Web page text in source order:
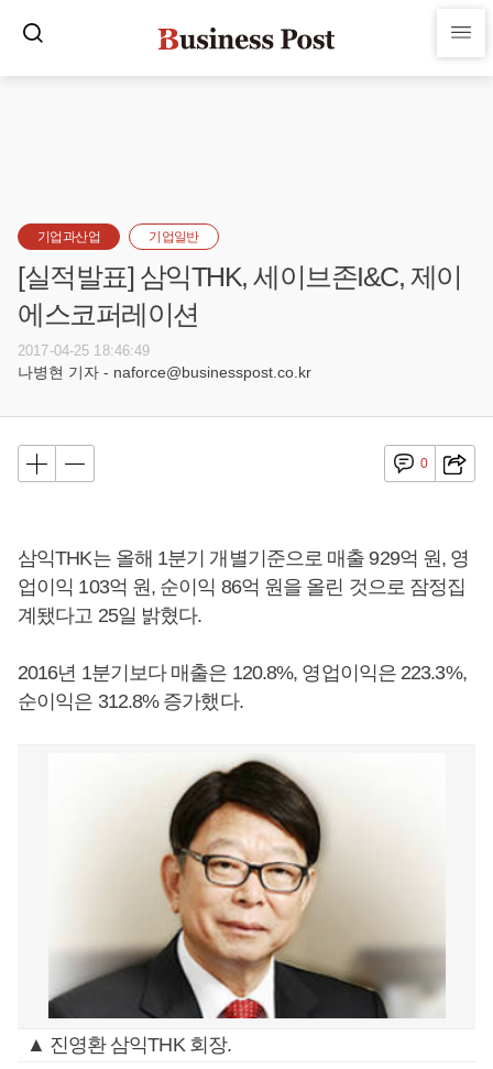
기업과산업 기업일반
[실적발표] 삼익THK, 세이브존I&C, 제이
에스코퍼레이션
2017-04-25 18:46:49
나병현 기자 - naforce@businesspost.co.kr
0
삼익THK는 올해 1분기 개별기준으로 매출 929억 원, 영
업이익 103억 원, 순이익 86억 원을 올린 것으로 잠정집
계됐다고 25일 밝혔다.
2016년 1분기보다 매출은 120.8%, 영업이익은 223.3%,
순이익은 312.8% 증가했다.
▲ 진영환 삼익THK 회장.